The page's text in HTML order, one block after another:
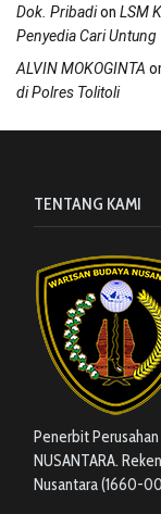
Dok. Pribadion LSM
Penyedia Cari Untung
ALVIN MOKOGINTA
di Polres Tolitoli
TENTANG KAMI
Penerbit Perusahan
NUSANTARA.
Nusantara (1660-